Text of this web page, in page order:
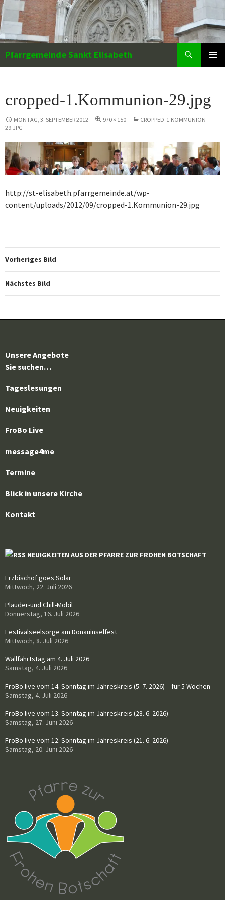
Zum
Inhalt
springen
Pfarrgemeinde Sankt Elisabeth
cropped-1.Kommunion-29.jpg
MONTAG, 3. SEPTEMBER 2012 970 × 150
CROPPED-1.KOMMUNION-
29.JPG
http://st-elisabeth.pfarrgemeinde.at/wp-
content/uploads/2012/09/cropped-1.Kommunion-29.jpg
Vorheriges Bild
Nächstes Bild
Unsere Angebote
Sie suchen…
Tageslesungen
Neuigkeiten
FroBo Live
message4me
Termine
Blick in unsere Kirche
Kontakt
NEUIGKEITEN AUS DER PFARRE ZUR FROHEN BOTSCHAFT
Erzbischof goes Solar
Mittwoch, 22. Juli 2026
Plauder-und Chill-Mobil
Donnerstag, 16. Juli 2026
Festivalseelsorge am Donauinselfest
Mittwoch, 8. Juli 2026
Wallfahrtstag am 4. Juli 2026
Samstag, 4. Juli 2026
FroBo live vom 14. Sonntag im Jahreskreis (5. 7. 2026) – für 5 Wochen
Samstag, 4. Juli 2026
FroBo live vom 13. Sonntag im Jahreskreis (28. 6. 2026)
Samstag, 27. Juni 2026
FroBo live vom 12. Sonntag im Jahreskreis (21. 6. 2026)
Samstag, 20. Juni 2026